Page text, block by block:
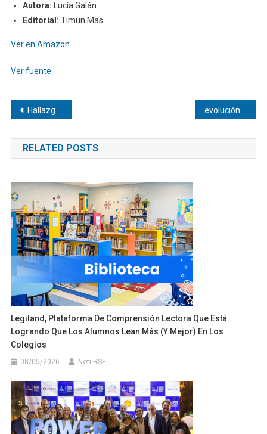
Autora: Lucía Galán
Editorial: Timun Mas
Ver en Amazon
Ver fuente
Navegación
de
entradas
Hallazgo contra las infecciones de bacterias en una nanocápsula evolución estratégica y fortalecimiento del liderazgo
RELATED POSTS
Legiland, Plataforma De Comprensión Lectora Que Está
Logrando Que Los Alumnos Lean Más (y Mejor) En Los
Colegios
08/05/2026 Noti-RSE